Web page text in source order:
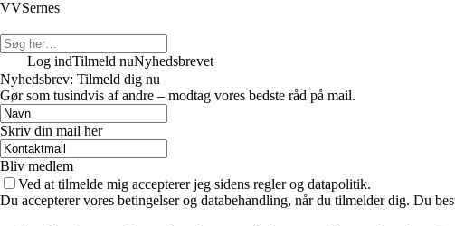
VVSernes
Log indTilmeld nuNyhedsbrevet
Nyhedsbrev: Tilmeld dig nu
Gør som tusindvis af andre – modtag vores bedste råd på mail.
Skriv din mail her
Bliv medlem
Ved at tilmelde mig accepterer jeg sidens regler og datapolitik.
Du accepterer vores betingelser og databehandling, når du tilmelder dig. Du